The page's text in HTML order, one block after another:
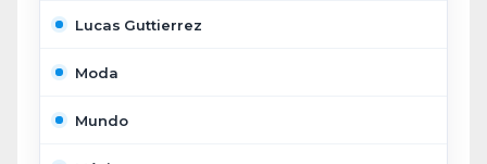
Lucas Guttierrez
Moda
Mundo